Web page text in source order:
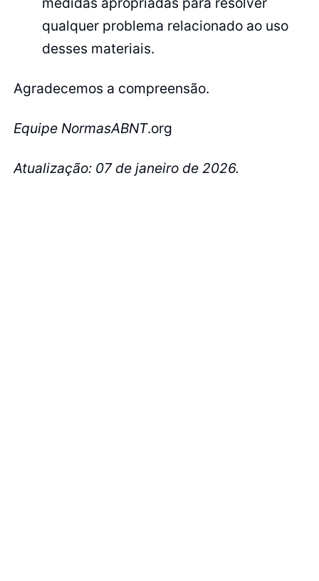
qualquer problema relacionado ao uso
desses materiais.
Agradecemos a compreensão.
Equipe NormasABNT.org
Atualização: 07 de janeiro de 2026.